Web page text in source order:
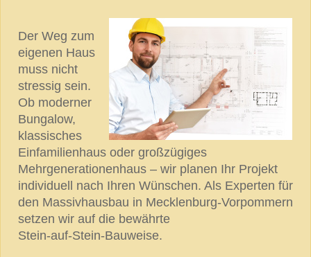
Der Weg zum
eigenen Haus
muss nicht
stressig sein.
Ob moderner
Bungalow,
klassisches
Einfamilienhaus oder großzügiges
Mehrgenerationenhaus – wir planen Ihr Projekt
individuell nach Ihren Wünschen. Als Experten für
den Massivhausbau in Mecklenburg-Vorpommern
setzen wir auf die bewährte
Stein-auf-Stein-Bauweise.